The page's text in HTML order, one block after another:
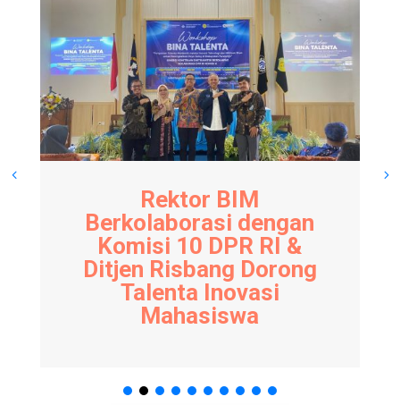
Rektor BIM
Berkolaborasi dengan
Komisi 10 DPR RI &
Ditjen Risbang Dorong
Talenta Inovasi
Mahasiswa